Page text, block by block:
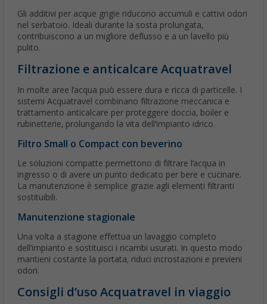
Gli additivi per acque grigie riducono accumuli e cattivi odori
nel serbatoio. Ideali durante la sosta prolungata,
contribuiscono a un migliore deflusso e a un lavello più
pulito.
Filtrazione e anticalcare Acquatravel
In molte aree l’acqua può essere dura e ricca di particelle. I
sistemi Acquatravel combinano filtrazione meccanica e
trattamento anticalcare per proteggere doccia, boiler e
rubinetterie, prolungando la vita dell’impianto idrico.
Filtro Small o Compact con beverino
Le soluzioni compatte permettono di filtrare l’acqua in
ingresso o di avere un punto dedicato per bere e cucinare.
La manutenzione è semplice grazie agli elementi filtranti
sostituibili.
Manutenzione stagionale
Una volta a stagione effettua un lavaggio completo
dell’impianto e sostituisci i ricambi usurati. In questo modo
mantieni costante la portata, riduci incrostazioni e previeni
odori.
Consigli d’uso Acquatravel in viaggio